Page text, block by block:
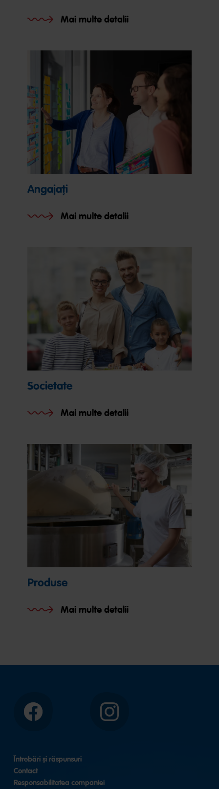
Mai multe detalii
Angajați
Mai multe detalii
Societate
Mai multe detalii
Produse
Mai multe detalii
Facebook Instagram
Întrebări și răspunsuri
Contact
Responsabilitatea companiei